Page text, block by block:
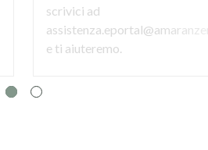
scrivici ad
e ti aiuteremo.